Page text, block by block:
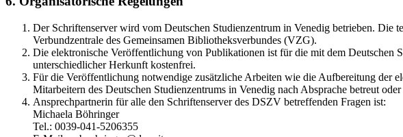
Der Schriftenserver wird vom Deutschen Studienzentrum in Venedig betrieben. Die
Verbundzentrale des Gemeinsamen Bibliotheksverbundes (VZG).
Die elektronische Veröffentlichung von Publikationen ist für die mit dem Deutschen
unterschiedlicher Herkunft kostenfrei.
Für die Veröffentlichung notwendige zusätzliche Arbeiten wie die Aufbereitung der
Mitarbeitern des Deutschen Studienzentrums in Venedig nach Absprache betreut
Ansprechpartnerin für alle den Schriftenserver des DSZV betreffenden Fragen ist:
Michaela Böhringer
Tel.: 0039-041-5206355